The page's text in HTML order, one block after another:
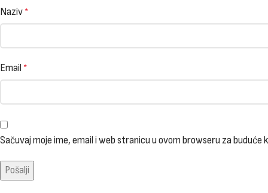
Naziv *
Email *
Sačuvaj moje ime, email i web stranicu u ovom browseru za buduće